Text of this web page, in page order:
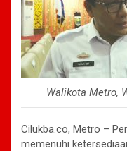
Walikota Metro,
Cilukba.co, Metro –
memenuhi